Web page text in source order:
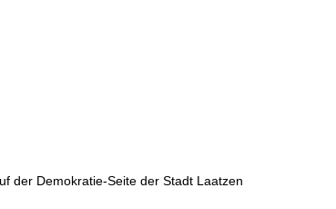
der Demokratie-Seite der Stadt Laatzen